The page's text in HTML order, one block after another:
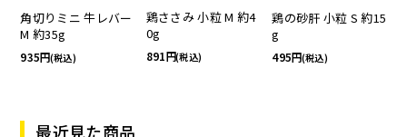
角切りミニ 牛レバー
M 約35g
935 (税込)
鶏ささみ 小粒 M 約4
0g
891 (税込)
鶏の砂肝 小粒 S 約15
g
495 (税込)
最近見た商品